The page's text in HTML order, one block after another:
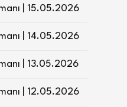
| 15.05.2026
| 14.05.2026
| 13.05.2026
| 12.05.2026